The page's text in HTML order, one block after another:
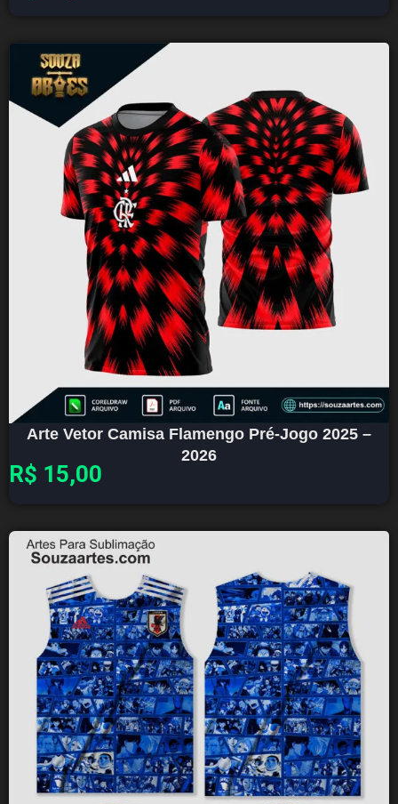
Arte Vetor Camisa Flamengo Pré-Jogo 2025 –
2026
R$ 15,00